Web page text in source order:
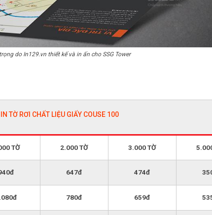
do In129.vn thiết kế và in ấn cho SSG Tower
TỜ RƠI CHẤT LIỆU GIẤY COUSE 100
TỜ 2.000 TỜ 3.000 TỜ
647đ 474đ
780đ 659đ